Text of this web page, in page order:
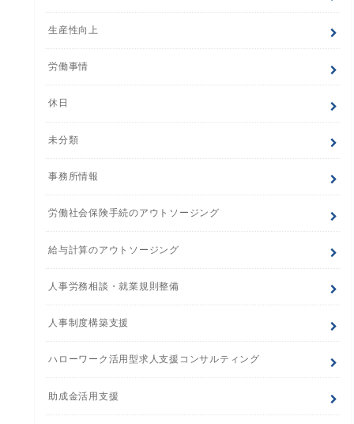
生産性向上
労働事情
休日
未分類
事務所情報
労働社会保険手続のアウトソージング
給与計算のアウトソージング
人事労務相談・就業規則整備
人事制度構築支援
ハローワーク活用型求人支援コンサルティング
助成金活用支援